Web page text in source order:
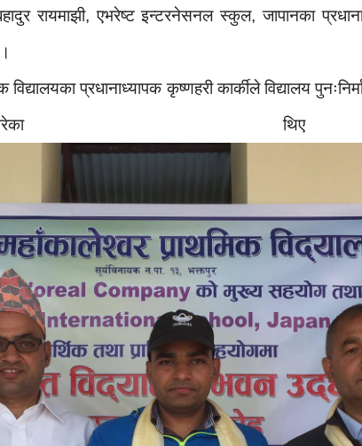
रायमाझी, एभरेष्ट इन्टरनेसनल स्कुल, जापानका
प्रधानाध्यापक कृष्णहरी कार्कीले विद्यालय